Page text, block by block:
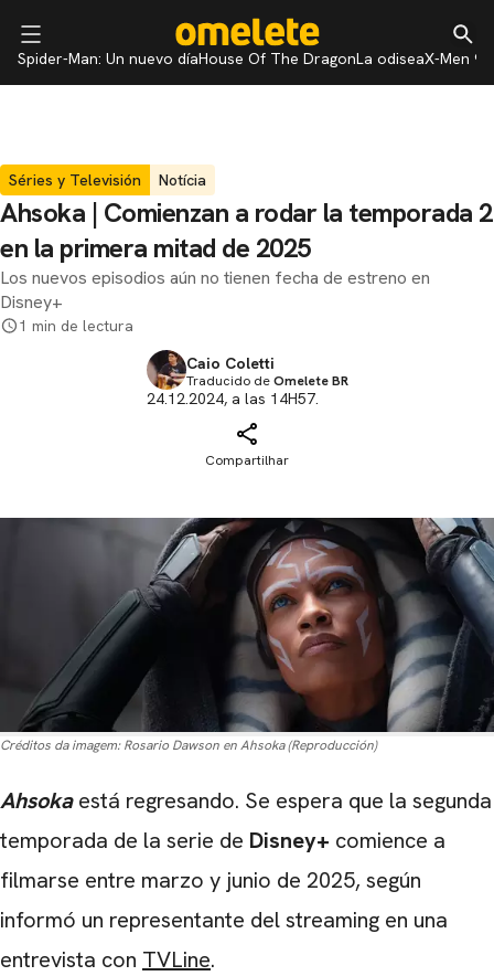
Spider-Man: Un nuevo díaHouse Of The DragonLa odiseaX-Men 97
Séries y Televisión Notícia
Ahsoka | Comienzan a rodar la temporada 2
en la primera mitad de 2025
Los nuevos episodios aún no tienen fecha de estreno en
Disney+
1 min de lectura
Caio Coletti
Traducido deOmelete BR
24.12.2024, a las 14H57.
Compartilhar
Créditos da imagem: Rosario Dawson en Ahsoka (Reproducción)
Ahsoka está regresando. Se espera que la segunda
temporada de la serie de Disney+ comience a
filmarse entre marzo y junio de 2025, según
informó un representante del streaming en una
entrevista con TVLine.